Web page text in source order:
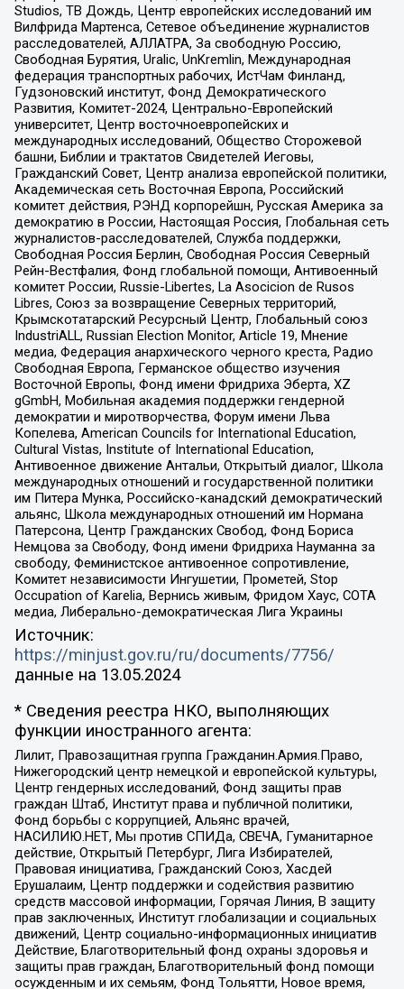
Studios, ТВ Дождь, Центр европейских исследований им
Вилфрида Мартенса, Сетевое объединение журналистов
расследователей, АЛЛАТРА, За свободную Россию,
Свободная Бурятия, Uralic, UnKremlin, Международная
федерация транспортных рабочих, ИстЧам Финланд,
Гудзоновский институт, Фонд Демократического
Развития, Комитет-2024, Центрально-Европейский
университет, Центр восточноевропейских и
международных исследований, Общество Сторожевой
башни, Библии и трактатов Свидетелей Иеговы,
Гражданский Совет, Центр анализа европейской политики,
Академическая сеть Восточная Европа, Российский
комитет действия, РЭНД корпорейшн, Русская Америка за
демократию в России, Настоящая Россия, Глобальная сеть
журналистов-расследователей, Служба поддержки,
Свободная Россия Берлин, Свободная Россия Северный
Рейн-Вестфалия, Фонд глобальной помощи, Антивоенный
комитет России, Russie-Libertes, La Asocicion de Rusos
Libres, Союз за возвращение Северных территорий,
Крымскотатарский Ресурсный Центр, Глобальный союз
IndustriALL, Russian Election Monitor, Article 19, Мнение
медиа, Федерация анархического черного креста, Радио
Свободная Европа, Германское общество изучения
Восточной Европы, Фонд имени Фридриха Эберта, XZ
gGmbH, Мобильная академия поддержки гендерной
демократии и миротворчества, Форум имени Льва
Копелева, American Councils for International Education,
Cultural Vistas, Institute of International Education,
Антивоенное движение Антальи, Открытый диалог, Школа
международных отношений и государственной политики
им Питера Мунка, Российско-канадский демократический
альянс, Школа международных отношений им Нормана
Патерсона, Центр Гражданских Свобод, Фонд Бориса
Немцова за Свободу, Фонд имени Фридриха Науманна за
свободу, Феминистское антивоенное сопротивление,
Комитет независимости Ингушетии, Прометей, Stop
Occupation of Karelia, Вернись живым, Фридом Хаус, СОТА
медиа, Либерально-демократическая Лига Украины
Источник:
https://minjust.gov.ru/ru/documents/7756/
данные на 13.05.2024
* Сведения реестра НКО, выполняющих
функции иностранного агента:
Лилит, Правозащитная группа Гражданин.Армия.Право,
Нижегородский центр немецкой и европейской культуры,
Центр гендерных исследований, Фонд защиты прав
граждан Штаб, Институт права и публичной политики,
Фонд борьбы с коррупцией, Альянс врачей,
НАСИЛИЮ.НЕТ, Мы против СПИДа, СВЕЧА, Гуманитарное
действие, Открытый Петербург, Лига Избирателей,
Правовая инициатива, Гражданский Союз, Хасдей
Ерушалаим, Центр поддержки и содействия развитию
средств массовой информации, Горячая Линия, В защиту
прав заключенных, Институт глобализации и социальных
движений, Центр социально-информационных инициатив
Действие, Благотворительный фонд охраны здоровья и
защиты прав граждан, Благотворительный фонд помощи
осужденным и их семьям, Фонд Тольятти, Новое время,